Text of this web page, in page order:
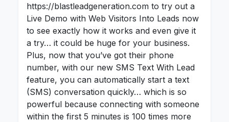
https://blastleadgeneration.com to try out a
Live Demo with Web Visitors Into Leads now
to see exactly how it works and even give it
a try… it could be huge for your business.
Plus, now that you’ve got their phone
number, with our new SMS Text With Lead
feature, you can automatically start a text
(SMS) conversation quickly… which is so
powerful because connecting with someone
within the first 5 minutes is 100 times more